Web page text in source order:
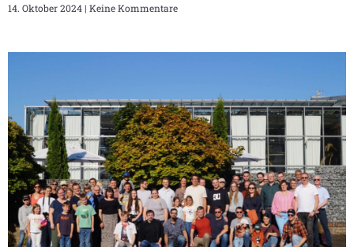
14. Oktober 2024 Keine Kommentare